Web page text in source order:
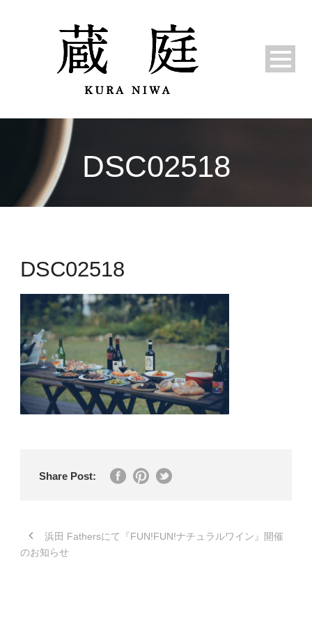
DSC02518
DSC02518
Share Post:
浜田 Fathersにて『FUN!FUN!ナチュラルワイン』開催
のお知らせ